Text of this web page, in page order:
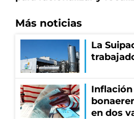
Más noticias
La
en dos